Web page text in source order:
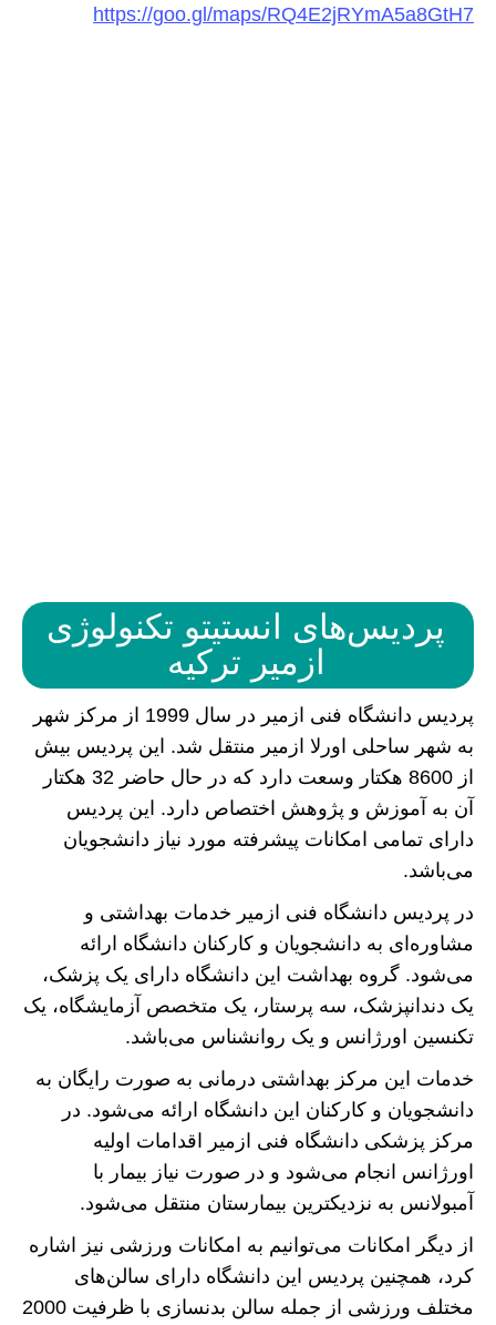
https://goo.gl/maps/RQ4E2jRYmA5a8GtH7
پردیس‌های انستیتو تکنولوژی
ازمیر ترکیه
پردیس دانشگاه فنی ازمیر در سال 1999 از مرکز شهر
به شهر ساحلی اورلا ازمیر منتقل شد. این پردیس بیش
از 8600 هکتار وسعت دارد که در حال حاضر 32 هکتار
آن به آموزش و پژوهش اختصاص دارد. این پردیس
دارای تمامی امکانات پیشرفته مورد نیاز دانشجویان
می‌باشد.
در پردیس دانشگاه فنی ازمیر خدمات بهداشتی و
مشاوره‌ای به دانشجویان و کارکنان دانشگاه ارائه
می‌شود. گروه بهداشت این دانشگاه دارای یک پزشک،
یک دندانپزشک، سه پرستار، یک متخصص آزمایشگاه، یک
تکنسین اورژانس و یک روانشناس می‌باشد.
خدمات این مرکز بهداشتی درمانی به صورت رایگان به
دانشجویان و کارکنان این دانشگاه ارائه می‌شود. در
مرکز پزشکی دانشگاه فنی ازمیر اقدامات اولیه
اورژانس انجام می‌شود و در صورت نیاز بیمار با
آمبولانس به نزدیکترین بیمارستان منتقل می‌شود.
از دیگر امکانات می‌توانیم به امکانات ورزشی نیز اشاره
کرد، همچنین پردیس این دانشگاه دارای سالن‌های
مختلف ورزشی از جمله سالن بدنسازی با ظرفیت 2000